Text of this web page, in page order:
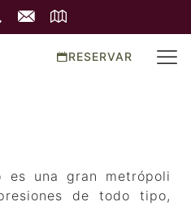
RESERVAR
Nacional
es una gran metrópoli
de todo tipo,